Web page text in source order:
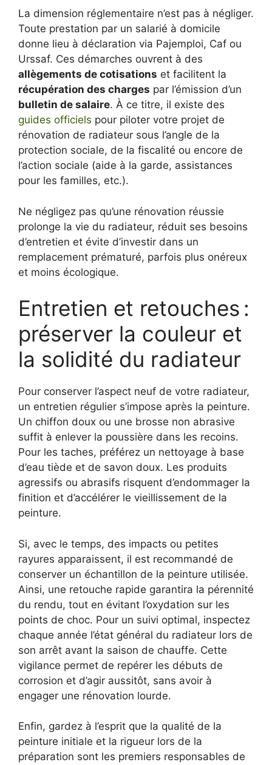
La dimension réglementaire n’est pas à négliger.
Toute prestation par un salarié à domicile
donne lieu à déclaration via Pajemploi, Caf ou
Urssaf. Ces démarches ouvrent à des
allègements de cotisations et facilitent la
récupération des charges par l’émission d’un
bulletin de salaire. À ce titre, il existe des
guides officiels pour piloter votre projet de
rénovation de radiateur sous l’angle de la
protection sociale, de la fiscalité ou encore de
l’action sociale (aide à la garde, assistances
pour les familles, etc.).
Ne négligez pas qu’une rénovation réussie
prolonge la vie du radiateur, réduit ses besoins
d’entretien et évite d’investir dans un
remplacement prématuré, parfois plus onéreux
et moins écologique.
Entretien et retouches :
préserver la couleur et
la solidité du radiateur
Pour conserver l’aspect neuf de votre radiateur,
un entretien régulier s’impose après la peinture.
Un chiffon doux ou une brosse non abrasive
suffit à enlever la poussière dans les recoins.
Pour les taches, préférez un nettoyage à base
d’eau tiède et de savon doux. Les produits
agressifs ou abrasifs risquent d’endommager la
finition et d’accélérer le vieillissement de la
peinture.
Si, avec le temps, des impacts ou petites
rayures apparaissent, il est recommandé de
conserver un échantillon de la peinture utilisée.
Ainsi, une retouche rapide garantira la pérennité
du rendu, tout en évitant l’oxydation sur les
points de choc. Pour un suivi optimal, inspectez
chaque année l’état général du radiateur lors de
son arrêt avant la saison de chauffe. Cette
vigilance permet de repérer les débuts de
corrosion et d’agir aussitôt, sans avoir à
engager une rénovation lourde.
Enfin, gardez à l’esprit que la qualité de la
peinture initiale et la rigueur lors de la
préparation sont les premiers responsables de